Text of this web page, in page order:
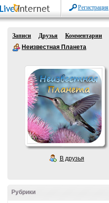
Регистрация
Записи Друзья
Комментарии
Неизвестная Планета
В друзья
Рубрики